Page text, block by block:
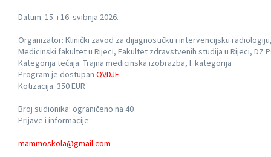
Datum: 15. i 16. svibnja 2026.
Organizator: Klinički zavod za dijagnostičku i intervencijsku
Medicinski fakultet u Rijeci, Fakultet zdravstvenih studija u Rijeci, DZ
Kategorija tečaja: Trajna medicinska izobrazba, I. kategorija
Program je dostupan OVDJE.
Kotizacija: 350 EUR
Broj sudionika: ograničeno na 40
Prijave i informacije:
mammoskola@gmail.com